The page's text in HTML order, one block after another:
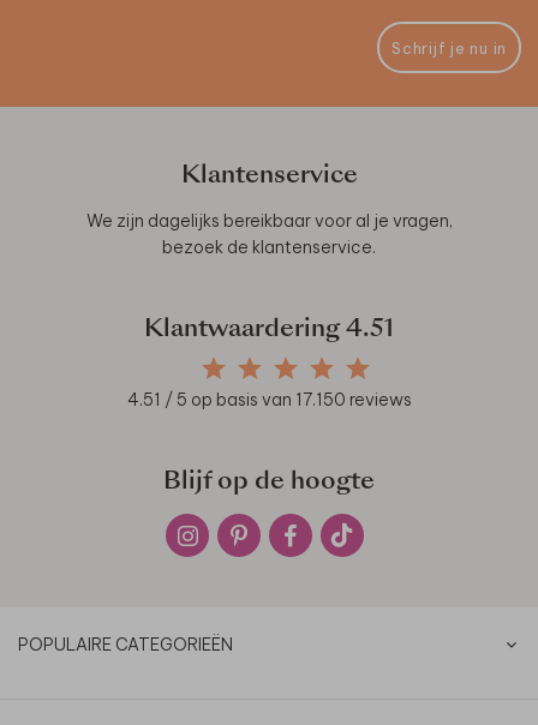
Schrijf je nu in
Klantenservice
We zijn dagelijks bereikbaar voor al je vragen,
bezoek de klantenservice.
Klantwaardering 4.51
4.51 / 5 op basis van 17.150 reviews
Blijf op de hoogte
POPULAIRE CATEGORIEËN